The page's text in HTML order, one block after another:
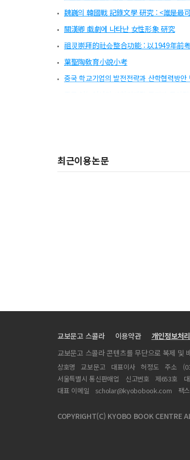
魏巍의 韓國戰 記錄文學 硏究 : <誰是最
關漢卿 戱劇에 나타난 女性形象 硏究
祖灵崇拜的社会整合功能 : 以1949年前
葉聖陶敎育小說小考
중국 학교기업의 발전전략과 산학협력방안
王一亭의 미술후원이 상해 화단에 미친
A Study of the Translating
최근이용논문
교보문고 스콜라 이용약관 개인정보처
교보문고 스콜라 콘텐츠를 무단으로 복제 및
상호명 교보문고 대표이사 허정도 주소
서울특별시 통신판매업
신고번호 제653호
대표 이메일
scholar@kyobobook.com 팩스
COPYRIGHT(C) KYOBO BOOK CENTRE